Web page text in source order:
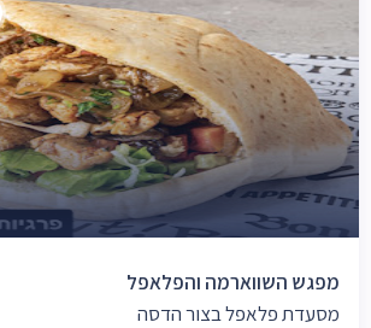
מפגש השווארמה והפלאפל
מסעדת פלאפל בצור הדסה